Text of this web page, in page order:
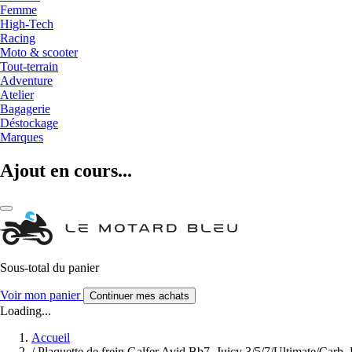
Femme
High-Tech
Racing
Moto & scooter
Tout-terrain
Adventure
Atelier
Bagagerie
Déstockage
Marques
Ajout en cours...
Sous-total du panier
Voir mon panier Continuer mes achats
Loading...
Accueil